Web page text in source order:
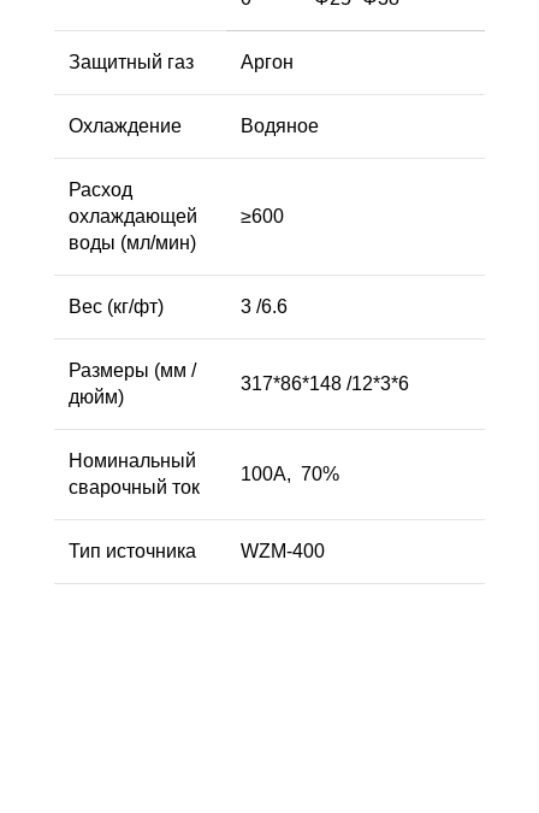
Защитный газ Аргон
Охлаждение Водяное
Расход
охлаждающей
воды (мл/мин)
≥600
Вес (кг/фт) 3 /6.6
Размеры (мм /
дюйм)
317*86*148 /12*3*6
Номинальный
сварочный ток
100A, 70%
Тип источника WZM-400